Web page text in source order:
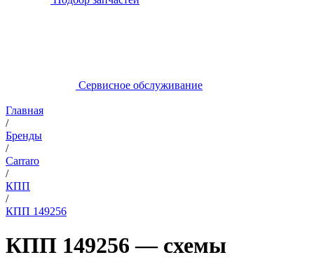
Сервисное обслуживание
Главная
/
Бренды
/
Carraro
/
КПП
/
КПП 149256
КПП 149256 — схемы